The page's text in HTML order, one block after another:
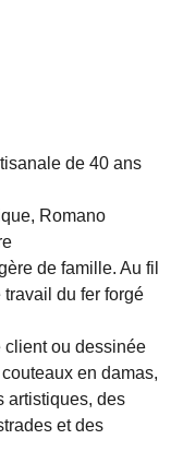
de 40 ans
Romano
de famille. Au fil
du fer forgé
client ou dessinée
en damas,
artistiques, des
et des